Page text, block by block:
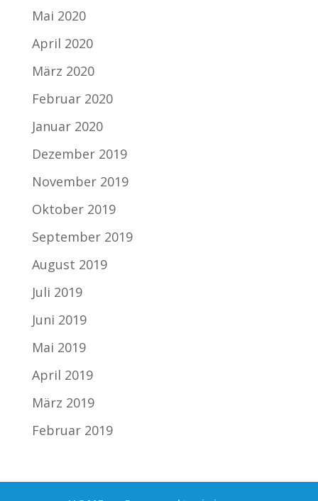
Mai 2020
April 2020
März 2020
Februar 2020
Januar 2020
Dezember 2019
November 2019
Oktober 2019
September 2019
August 2019
Juli 2019
Juni 2019
Mai 2019
April 2019
März 2019
Februar 2019